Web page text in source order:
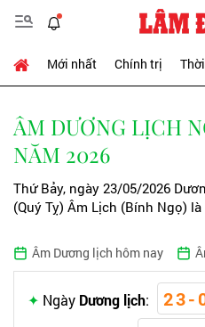
Mới nhất Chính trị
ÂM DƯƠNG LỊCH
NĂM 2026
Thứ Bảy, ngày 23/05/2026
(Quý Tỵ) Âm Lịch (Bính Ngọ)
Âm Dương lịch hôm nay
Ngày Dương lịch: 23-